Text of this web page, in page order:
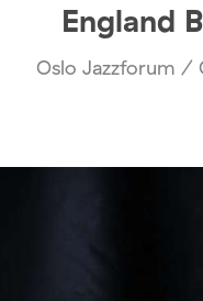
England
Oslo Jazzforum /